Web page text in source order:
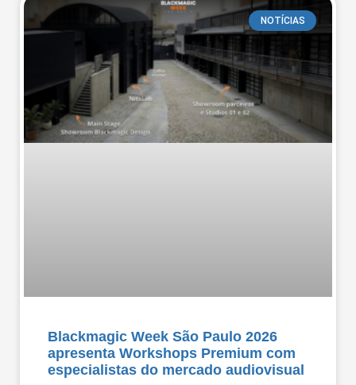
NOTÍCIAS
Blackmagic Week São Paulo 2026
apresenta Workshops Premium com
especialistas do mercado audiovisual